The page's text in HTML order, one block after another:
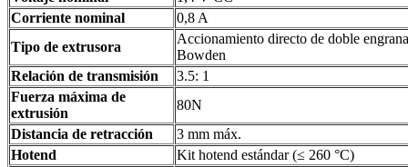
Corriente nominal
0,8 A
Tipo de extrusora
Accionamiento directo de doble
Bowden
Relación de transmisión
3.5: 1
Fuerza máxima de
extrusión
80N
Distancia de retracción
3 mm máx.
Hotend
Kit hotend estándar (≤ 260 °C)